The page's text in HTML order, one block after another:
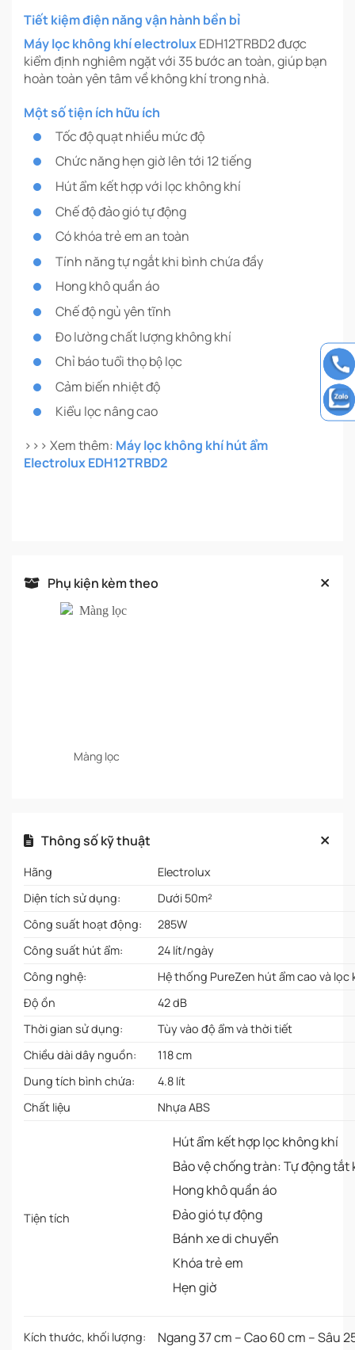
Tiết kiệm điện năng vận hành bền bỉ
Máy lọc không khí electroluxEDH12TRBD2 được
kiểm định nghiêm ngặt với 35 bước an toàn, giúp bạn
hoàn toàn yên tâm về không khí trong nhà.
Một số tiện ích hữu ích
Tốc độ quạt nhiều mức độ
Chức năng hẹn giờ lên tới 12 tiếng
Hút ẩm kết hợp với lọc không khí
Chế độ đảo gió tự động
Có khóa trẻ em an toàn
Tính năng tự ngắt khi bình chứa đầy
Hong khô quần áo
Chế độ ngủ yên tĩnh
Đo lường chất lượng không khí
Chỉ báo tuổi thọ bộ lọc
Cảm biến nhiệt độ
Kiểu lọc nâng cao
>>> Xem thêm: Máy lọc không khí hút ẩm
Electrolux EDH12TRBD2
Phụ kiện kèm theo
Màng lọc
Thông số kỹ thuật
Hãng
Electrolux
Diện tích sử dụng:
Dưới 50m²
Công suất hoạt động:
285W
Công suất hút ẩm:
24 lít/ngày
Công nghệ:
Hệ thống PureZen hút ẩm cao và lọc
Độ ồn
42 dB
Thời gian sử dụng:
Tùy vào độ ẩm và thời tiết
Chiều dài dây nguồn:
118 cm
Dung tích bình chứa:
4.8 lít
Chất liệu
Nhựa ABS
Tiện tích
Hút ẩm kết hợp lọc không khí
Bảo vệ chống tràn: Tự động tắt
Hong khô quần áo
Đảo gió tự động
Bánh xe di chuyển
Khóa trẻ em
Hẹn giờ
Kích thước, khối lượng: Ngang 37 cm – Cao 60 cm – Sâu